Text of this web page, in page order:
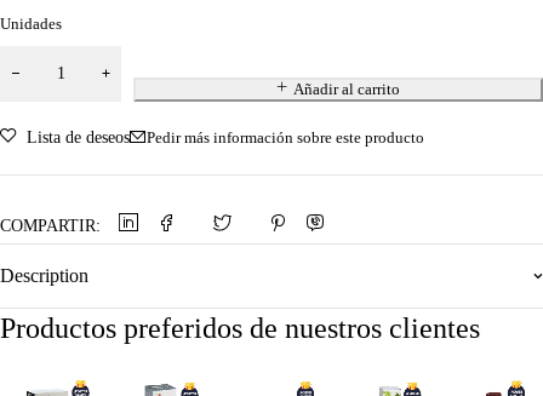
Unidades
Añadir al carrito
Lista de deseos Pedir más información sobre este producto
COMPARTIR:
Description
Productos preferidos de nuestros clientes